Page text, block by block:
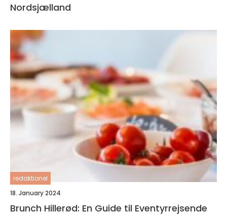
Nordsjælland
redaktionel
18. January 2024
Brunch Hillerød: En Guide til Eventyrrejsende